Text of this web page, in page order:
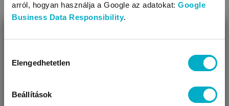
arról, hogyan használja a Google az adatokat: Google
Business Data Responsibility.
kiválasztása
Elengedhetetlen
Beállítások
3 589 Ft
Megtakarítás: 20.00%
Úgy látjuk, most jársz nálunk először!